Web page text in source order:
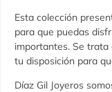
Esta colección
para que puedas
importantes. Se trata
tu disposición para
Díaz Gil Joyeros